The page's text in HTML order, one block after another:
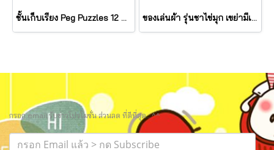
ชั้นเก็บเรียง Peg Puzzles 12 แผ่น Wire Puzzle-Storage Rack รุ่น 1018 ยี่ห้อ Melissa & Doug (นำเข้า USA) ของเล่นผ้า รุ่นชาไข่มุก เขย่ามีเสียง Bubble Tea Take Along Toy รุ่น 30744 ยี่ห้อ Melissa & Doug
กรอก email รับข่าวโปรโมชั่น ส่วนลด ที่ดีที่สุด.. ^^